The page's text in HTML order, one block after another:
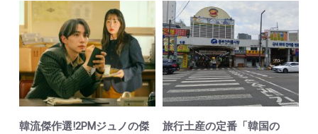
韓流傑作選!2PMジュノの傑
旅行土産の定番「韓国の